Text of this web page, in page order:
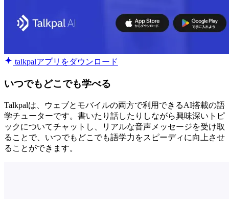
talkpalアプリをダウンロード
いつでもどこでも学べる
Talkpalは、ウェブとモバイルの両方で利用できるAI搭載の語
学チューターです。書いたり話したりしながら興味深いトピ
ックについてチャットし、リアルな音声メッセージを受け取
ることで、いつでもどこでも語学力をスピーディに向上させ
ることができます。